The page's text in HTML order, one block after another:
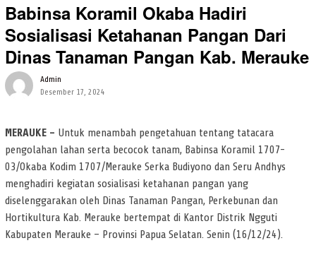
Babinsa Koramil Okaba Hadiri
Sosialisasi Ketahanan Pangan Dari
Dinas Tanaman Pangan Kab. Merauke
Admin
Desember 17, 2024
MERAUKE – Untuk menambah pengetahuan tentang tatacara
pengolahan lahan serta becocok tanam, Babinsa Koramil 1707-
03/Okaba Kodim 1707/Merauke Serka Budiyono dan Seru Andhys
menghadiri kegiatan sosialisasi ketahanan pangan yang
diselenggarakan oleh Dinas Tanaman Pangan, Perkebunan dan
Hortikultura Kab. Merauke bertempat di Kantor Distrik Ngguti
Kabupaten Merauke – Provinsi Papua Selatan. Senin (16/12/24).